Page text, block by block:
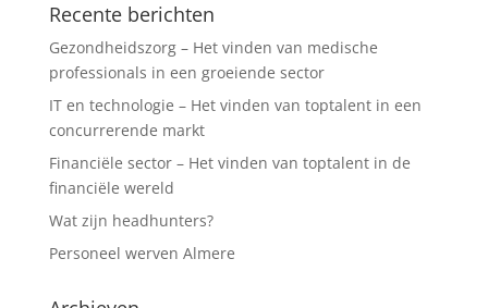
Recente berichten
Gezondheidszorg – Het vinden van medische
professionals in een groeiende sector
IT en technologie – Het vinden van toptalent in een
concurrerende markt
Financiële sector – Het vinden van toptalent in de
financiële wereld
Wat zijn headhunters?
Personeel werven Almere